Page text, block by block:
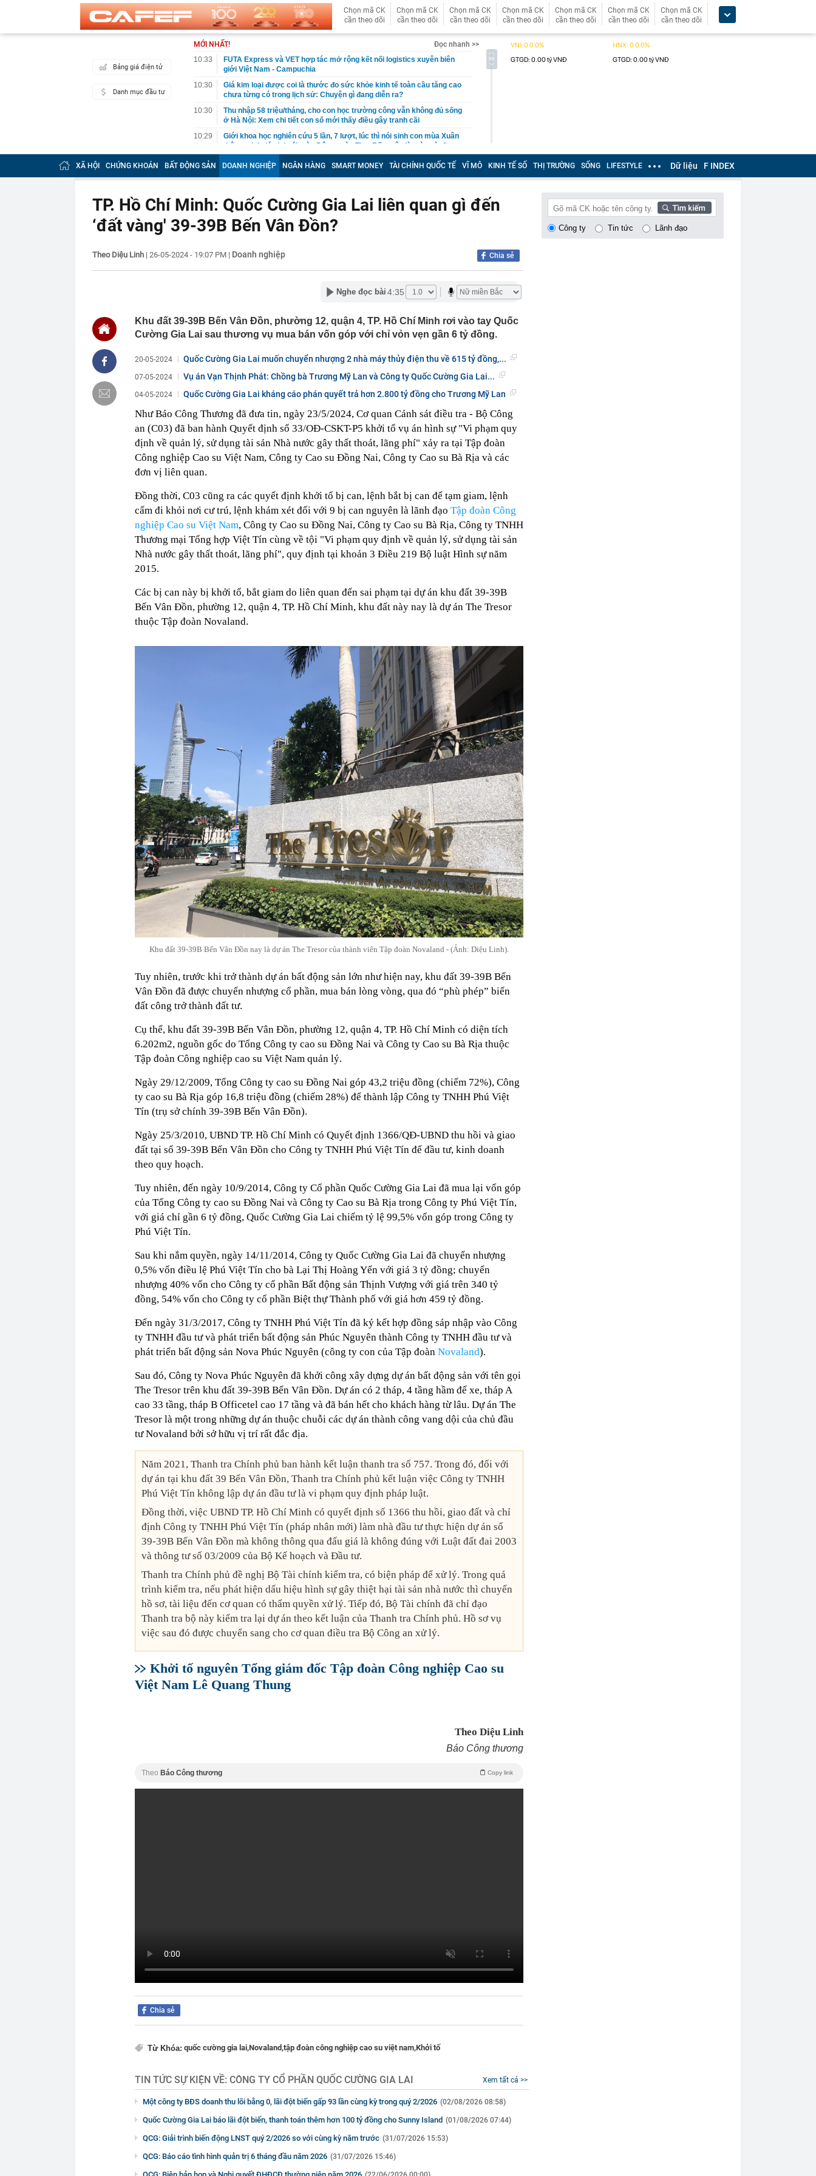
Chọn mã CK
cần theo dõi
Chọn mã CK
cần theo dõi
Chọn mã CK
cần theo dõi
Chọn mã CK
cần theo dõi
Chọn mã CK
cần theo dõi
Chọn mã CK
cần theo dõi
Chọn mã CK
cần theo dõi
Bảng giá điện tử
Danh mục đầu tư
MỚI NHẤT!
Đọc nhanh >>
10:33
FUTA Express và VET hợp tác mở rộng kết nối logistics xuyên biên
giới Việt Nam - Campuchia
10:30
Giá kim loại được coi là thước đo sức khỏe kinh tế toàn cầu tăng cao
chưa từng có trong lịch sử: Chuyện gì đang diễn ra?
10:30
Thu nhập 58 triệu/tháng, cho con học trường công vẫn không đủ sống
ở Hà Nội: Xem chi tiết con số mới thấy điều gây tranh cãi
10:29
Giới khoa học nghiên cứu 5 lần, 7 lượt, lúc thì nói sinh con mùa Xuân
thông minh, lúc lại nói mùa Đông, mùa Thu: Rốt cuộc là mùa nào?
10:27
Vì sao sữa chua xuất hiện nước màu vàng sau khi mở nắp?
10:26
Căn nhà ở quê 6 chị em góp tiền xây cho bố mẹ: Chi phí 1,08 tỷ đồng,
10:25
Cuối tháng thấy rắn bò vào nhà, lời khuyên cho tất cả mọi người lưu ý
10:24
Taseco Land có thêm khu công nghiệp hơn 2.100 tỷ đồng tại tỉnh “thủ
phủ công nghiệp” nước ta, nơi Vingroup, Sun Group, T&T cùng hiện
10:19
Cách bán iPhone cũ vừa bị Apple "khai tử"
10:19
550 chủ phương tiện vi phạm trong danh sách sau nhanh chóng nộp
Không phải USD hay NDT, một đồng tiền khác vừa được 'vũ khí hoá'
ốc 21 tầng
10:13
Phát hiện cọc tiền buộc dây chun nhiều mệnh giá 500k, 200k… ở đoạn
thẳng trụ sở công an trình báo
10:11
Lời khuyên cho 3 con giáp cần thận trọng nhất tháng 7 Âm lịch
10:10
Sắp công bố điểm chuẩn đại học 2026: Thí sinh cần lưu ý gì?
chuẩn đét, thành phẩm đẹp vượt sức tưởng tượng
10:03
Giá bạc thỏi, bạc miếng sáng ngày 7/8 tại Ancarat, DOJI, Bảo Tín Mạnh
Hải, Sacombank,...
10:02
Tiêu chí phân loại doanh nghiệp để thực hiện cơ cấu lại vốn nhà nước
10:00
Nga đang phát triển vắc-xin mới điều trị 3 bệnh ung thư nguy hiểm
XÃ HỘI CHỨNG KHOÁN BẤT ĐỘNG SẢN DOANH NGHIỆP NGÂN HÀNG SMART MONEY TÀI CHÍNH QUỐC TẾ VĨ MÔ KINH TẾ SỐ THỊ TRƯỜNG SỐNG LIFESTYLE Dữ liệu F INDEX
TP. Hồ Chí Minh: Quốc Cường Gia Lai liên quan gì đến
‘đất vàng' 39-39B Bến Vân Đồn?
Theo Diệu Linh | 26-05-2024 - 19:07 PM | Doanh nghiệp Chia sẻ
Nghe đọc bài 4:35
Khu đất 39-39B Bến Vân Đồn, phường 12, quận 4, TP. Hồ Chí Minh rơi vào tay Quốc
Cường Gia Lai sau thương vụ mua bán vốn góp với chỉ vỏn vẹn gần 6 tỷ đồng.
20-05-2024 Quốc Cường Gia Lai muốn chuyển nhượng 2 nhà máy thủy điện thu về 615 tỷ đồng,...
07-05-2024 Vụ án Vạn Thịnh Phát: Chồng bà Trương Mỹ Lan và Công ty Quốc Cường Gia Lai...
04-05-2024 Quốc Cường Gia Lai kháng cáo phán quyết trả hơn 2.800 tỷ đồng cho Trương Mỹ Lan
Như Báo Công Thương đã đưa tin, ngày 23/5/2024, Cơ quan Cảnh sát điều tra - Bộ Công
an (C03) đã ban hành Quyết định số 33/OĐ-CSKT-P5 khởi tố vụ án hình sự "Vi phạm quy
định về quản lý, sử dụng tài sản Nhà nước gây thất thoát, lãng phí" xảy ra tại Tập đoàn
Công nghiệp Cao su Việt Nam, Công ty Cao su Đồng Nai, Công ty Cao su Bà Rịa và các
đơn vị liên quan.
Đồng thời, C03 cũng ra các quyết định khởi tố bị can, lệnh bắt bị can để tạm giam, lệnh
cấm đi khỏi nơi cư trú, lệnh khám xét đối với 9 bị can nguyên là lãnh đạo Tập đoàn Công
nghiệp Cao su Việt Nam, Công ty Cao su Đồng Nai, Công ty Cao su Bà Rịa, Công ty TNHH
Thương mại Tổng hợp Việt Tín cùng về tội "Vi phạm quy định về quản lý, sử dụng tài sản
Nhà nước gây thất thoát, lãng phí", quy định tại khoản 3 Điều 219 Bộ luật Hình sự năm
2015.
Các bị can này bị khởi tố, bắt giam do liên quan đến sai phạm tại dự án khu đất 39-39B
Bến Vân Đồn, phường 12, quận 4, TP. Hồ Chí Minh, khu đất này nay là dự án The Tresor
thuộc Tập đoàn Novaland.
Khu đất 39-39B Bến Vân Đồn nay là dự án The Tresor của thành viên Tập đoàn Novaland - (Ảnh: Diệu Linh).
Tuy nhiên, trước khi trở thành dự án bất động sản lớn như hiện nay, khu đất 39-39B Bến
Vân Đồn đã được chuyển nhượng cổ phần, mua bán lòng vòng, qua đó “phù phép” biến
đất công trở thành đất tư.
Cụ thể, khu đất 39-39B Bến Vân Đồn, phường 12, quận 4, TP. Hồ Chí Minh có diện tích
6.202m2, nguồn gốc do Tổng Công ty cao su Đồng Nai và Công ty Cao su Bà Rịa thuộc
Tập đoàn Công nghiệp cao su Việt Nam quản lý.
Ngày 29/12/2009, Tổng Công ty cao su Đồng Nai góp 43,2 triệu đồng (chiếm 72%), Công
ty cao su Bà Rịa góp 16,8 triệu đồng (chiếm 28%) để thành lập Công ty TNHH Phú Việt
Tín (trụ sở chính 39-39B Bến Vân Đồn).
Ngày 25/3/2010, UBND TP. Hồ Chí Minh có Quyết định 1366/QĐ-UBND thu hồi và giao
đất tại số 39-39B Bến Vân Đồn cho Công ty TNHH Phú Việt Tín để đầu tư, kinh doanh
theo quy hoạch.
Tuy nhiên, đến ngày 10/9/2014, Công ty Cổ phần Quốc Cường Gia Lai đã mua lại vốn góp
của Tổng Công ty cao su Đồng Nai và Công ty Cao su Bà Rịa trong Công ty Phú Việt Tín,
với giá chỉ gần 6 tỷ đồng, Quốc Cường Gia Lai chiếm tỷ lệ 99,5% vốn góp trong Công ty
Phú Việt Tín.
Sau khi nắm quyền, ngày 14/11/2014, Công ty Quốc Cường Gia Lai đã chuyển nhượng
0,5% vốn điều lệ Phú Việt Tín cho bà Lại Thị Hoàng Yến với giá 3 tỷ đồng; chuyển
nhượng 40% vốn cho Công ty cổ phần Bất động sản Thịnh Vượng với giá trên 340 tỷ
đồng, 54% vốn cho Công ty cổ phần Biệt thự Thành phố với giá hơn 459 tỷ đồng.
Đến ngày 31/3/2017, Công ty TNHH Phú Việt Tín đã ký kết hợp đồng sáp nhập vào Công
ty TNHH đầu tư và phát triển bất động sản Phúc Nguyên thành Công ty TNHH đầu tư và
phát triển bất động sản Nova Phúc Nguyên (công ty con của Tập đoàn Novaland).
Sau đó, Công ty Nova Phúc Nguyên đã khởi công xây dựng dự án bất động sản với tên gọi
The Tresor trên khu đất 39-39B Bến Vân Đồn. Dự án có 2 tháp, 4 tầng hầm để xe, tháp A
cao 33 tầng, tháp B Officetel cao 17 tầng và đã bán hết cho khách hàng từ lâu. Dự án The
Tresor là một trong những dự án thuộc chuỗi các dự án thành công vang dội của chủ đầu
tư Novaland bởi sở hữu vị trí rất đắc địa.
Năm 2021, Thanh tra Chính phủ ban hành kết luận thanh tra số 757. Trong đó, đối với
dự án tại khu đất 39 Bến Vân Đồn, Thanh tra Chính phủ kết luận việc Công ty TNHH
Phú Việt Tín không lập dự án đầu tư là vi phạm quy định pháp luật.
Đồng thời, việc UBND TP. Hồ Chí Minh có quyết định số 1366 thu hồi, giao đất và chỉ
định Công ty TNHH Phú Việt Tín (pháp nhân mới) làm nhà đầu tư thực hiện dự án số
39-39B Bến Vân Đồn mà không thông qua đấu giá là không đúng với Luật đất đai 2003
và thông tư số 03/2009 của Bộ Kế hoạch và Đầu tư.
Thanh tra Chính phủ đề nghị Bộ Tài chính kiểm tra, có biện pháp để xử lý. Trong quá
trình kiểm tra, nếu phát hiện dấu hiệu hình sự gây thiệt hại tài sản nhà nước thì chuyển
hồ sơ, tài liệu đến cơ quan có thẩm quyền xử lý. Tiếp đó, Bộ Tài chính đã chỉ đạo
Thanh tra bộ này kiểm tra lại dự án theo kết luận của Thanh tra Chính phủ. Hồ sơ vụ
việc sau đó được chuyển sang cho cơ quan điều tra Bộ Công an xử lý.
Khởi tố nguyên Tổng giám đốc Tập đoàn Công nghiệp Cao su
Việt Nam Lê Quang Thung
Theo Diệu Linh
Báo Công thương
Theo Báo Công thương Copy link
Chia sẻ
Từ Khóa: quốc cường gia lai,Novaland,tập đoàn công nghiệp cao su việt nam,Khởi tố
TIN TỨC SỰ KIỆN VỀ: CÔNG TY CỔ PHẦN QUỐC CƯỜNG GIA LAI Xem tất cả >>
Một công ty BĐS doanh thu lõi bằng 0, lãi đột biến gấp 93 lần cùng kỳ trong quý 2/2026 (02/08/2026 08:58)
Quốc Cường Gia Lai báo lãi đột biến, thanh toán thêm hơn 100 tỷ đồng cho Sunny Island (01/08/2026 07:44)
QCG: Giải trình biến động LNST quý 2/2026 so với cùng kỳ năm trước (31/07/2026 15:53)
QCG: Báo cáo tình hình quản trị 6 tháng đầu năm 2026 (31/07/2026 15:46)
Công ty Tin tức Lãnh đạo